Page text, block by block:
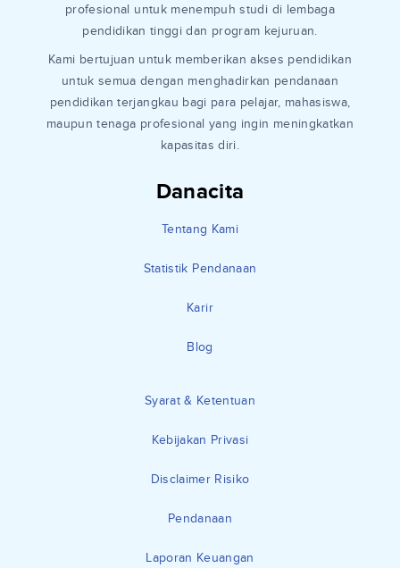
Danacita
Tentang Kami
Statistik Pendanaan
Karir
Blog
Syarat & Ketentuan
Kebijakan Privasi
Disclaimer Risiko
Pendanaan
Laporan Keuangan
profesional untuk menempuh studi di lembaga
pendidikan tinggi dan program kejuruan.
Kami bertujuan untuk memberikan akses pendidikan
untuk semua dengan menghadirkan pendanaan
pendidikan terjangkau bagi para pelajar, mahasiswa,
maupun tenaga profesional yang ingin meningkatkan
kapasitas diri.